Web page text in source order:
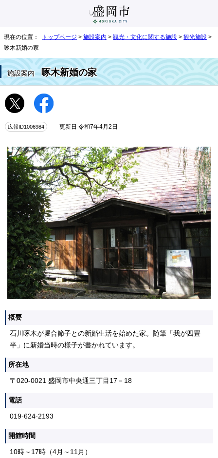
現在の位置： トップページ > 施設案内 > 観光・文化に関する施設 > 観光施設 >
啄木新婚の家
施設案内 啄木新婚の家
広報ID1006984 更新日 令和7年4月2日
概要
石川啄木が堀合節子との新婚生活を始めた家。随筆「我が四畳
半」に新婚当時の様子が書かれています。
所在地
〒020-0021 盛岡市中央通三丁目17－18
電話
019-624-2193
開館時間
10時～17時（4月～11月）